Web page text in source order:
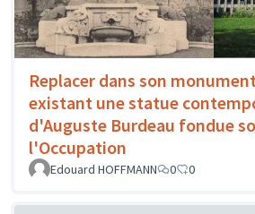
Replacer dans son
existant une statue
d'Auguste Burdeau fondue
l'Occupation
Edouard HOFFMANN 0 0